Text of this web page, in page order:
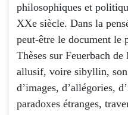
philosophiques et
XXe siècle. Dans la
peut-être le document le
Thèses sur Feuerbach
allusif, voire sibyllin, son
d’images, d’allégories,
paradoxes étranges,